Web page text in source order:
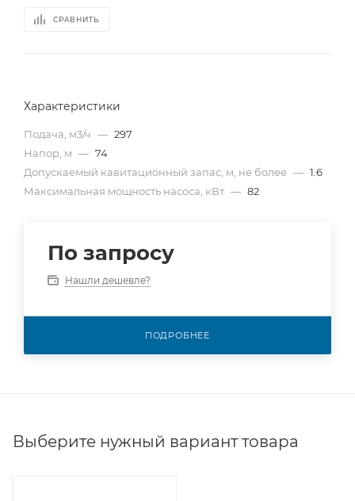
СРАВНИТЬ
Характеристики
Подача, м3/ч — 297
Напор, м — 74
Допускаемый кавитационный запас, м, не более — 1.6
Максимальная мощность насоса, кВт — 82
По запросу
Нашли дешевле?
ПОДРОБНЕЕ
Выберите нужный вариант товара